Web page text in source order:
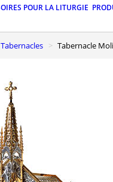
POUR LA LITURGIE
Tabernacles Tabernacle